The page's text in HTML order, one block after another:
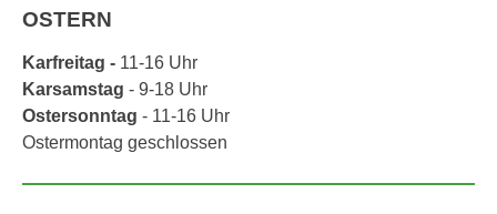
OSTERN
Karfreitag - 11-16 Uhr
Karsamstag - 9-18 Uhr
Ostersonntag - 11-16 Uhr
Ostermontag geschlossen